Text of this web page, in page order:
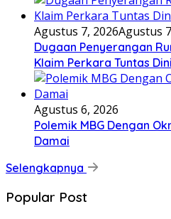
Agustus 7, 2026Agustus
Dugaan Penyerangan
Klaim Perkara Tuntas
Agustus 6, 2026
Polemik MBG Dengan
Damai
Selengkapnya
Popular Post